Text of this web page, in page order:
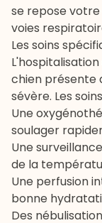
se repose
voies
Les soins
chien présente
sévère. Les
Une
soulager
Une
de la
Une perfusion
bonne
Des